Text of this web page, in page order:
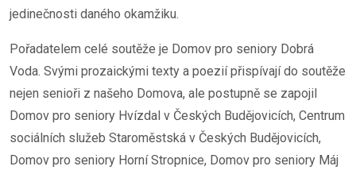
jedinečnosti daného okamžiku.
Pořadatelem celé soutěže je Domov pro seniory Dobrá
Voda. Svými prozaickými texty a poezií přispívají do soutěže
nejen senioři z našeho Domova, ale postupně se zapojil
Domov pro seniory Hvízdal v Českých Budějovicích, Centrum
sociálních služeb Staroměstská v Českých Budějovicích,
Domov pro seniory Horní Stropnice, Domov pro seniory Máj